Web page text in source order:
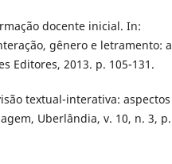
docente inicial. In:
gênero e letramento: a
Editores, 2013. p. 105-131.
textual-interativa: aspectos
Uberlândia, v. 10, n. 3, p.